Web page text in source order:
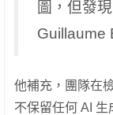
圖，但發
Guillaume
他補充，團隊在
不保留任何 AI